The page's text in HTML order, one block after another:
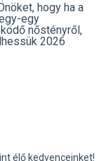
hogy ha a
egy
nőstényről,
2026
élő kedvenceinket!